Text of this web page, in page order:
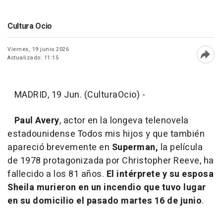
Cultura Ocio
Viernes, 19 junio 2026
Actualizado: 11:15
MADRID, 19 Jun. (CulturaOcio) -
Paul Avery, actor en la longeva telenovela
estadounidense Todos mis hijos y que también
apareció brevemente en Superman, la película
de 1978 protagonizada por Christopher Reeve, ha
fallecido a los 81 años. El intérprete y su esposa
Sheila murieron en un incendio que tuvo lugar
en su domicilio el pasado martes 16 de junio.